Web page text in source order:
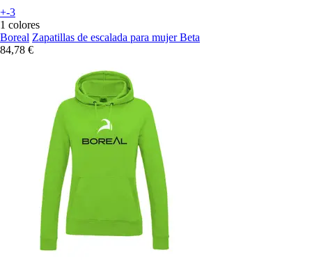
+-3
1 colores
Boreal Zapatillas de escalada para mujer Beta
84,78 €